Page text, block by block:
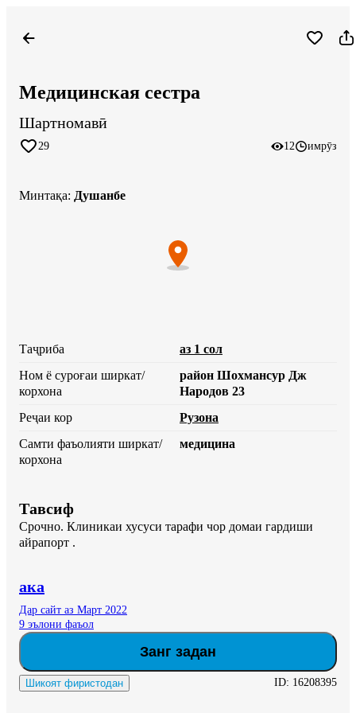
Медицинская сестра
Шартномавӣ
29 12 имрӯз
Минтақа: Душанбе
Таҷриба
аз 1 сол
Ном ё суроғаи ширкат/
корхона
район Шохмансур Дж
Народов 23
Реҷаи кор
Рузона
Самти фаъолияти ширкат/
корхона
медицина
Тавсиф
Срочно. Клиникаи хусуси тарафи чор домаи гардиши
айрапорт .
ака
Дар сайт аз Март 2022
9 эълони фаъол
Занг задан
Шикоят фиристодан ID: 16208395